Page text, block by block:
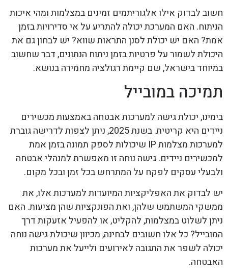
חשוב לבדוק אילו אלגוריתמים זמינים במצלמות ומהי איכות
הניתוח. האם המערכת יכולה להתריע על אי סדירויות בזמן
אמת? האם יש יכולת לסנן התראות שווא? יש לבחון גם את
היכולת לשמור על פרטיות בזמן ניתוח הנתונים, דבר שחשוב
במיוחד בישראל, שם קיימת רגולציה מחמירה בנושא.
תמיכה במובייל
בימינו, יכולת גישה למערכות אבטחה באמצעות מכשירים
ניידים היא קריטית. בשנת 2025, ניתן לצפות לדרישה גוברת
למערכות מצלמות IP שיכולות לספק תמונה בזמן אמת
למכשירים ניידים. גישה נוחה זו מאפשרת למנהלי אבטחה
ולבעלי עסקים לפקח על המתרחש בכל זמן ובכל מקום.
יש לבדוק את האפליקציות המיועדות למערכות אלו, את
ממשקי המשתמש שלהן, ואת הפונקציות שהן מציעות. האם
ניתן לשלוט במצלמות, להקליט, או להפעיל אזעקות דרך
המובייל? כל אלו חשובים לבחינה, מכיוון שיכולת גישה נוחה
יכולה לשפר את התגובה לאירועים ולייעל את מערכות
האבטחה.